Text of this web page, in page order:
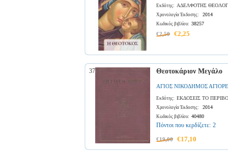
Εκδότης: ΑΔΕΛΦΟΤΗΣ
Χρονολογία Έκδοσης: 2014
Κωδικός βιβλίου: 38257
€2,50 €2,25
37 Θεοτοκάριον Μεγάλο
ΑΓΙΟΣ ΝΙΚΟΔΗΜΟΣ
Εκδότης: ΕΚΔΟΣΕΙΣ ΤΟ
Χρονολογία Έκδοσης: 2014
Κωδικός βιβλίου: 40480
Πόντοι που κερδίζετε: 2
€19,00 €17,10